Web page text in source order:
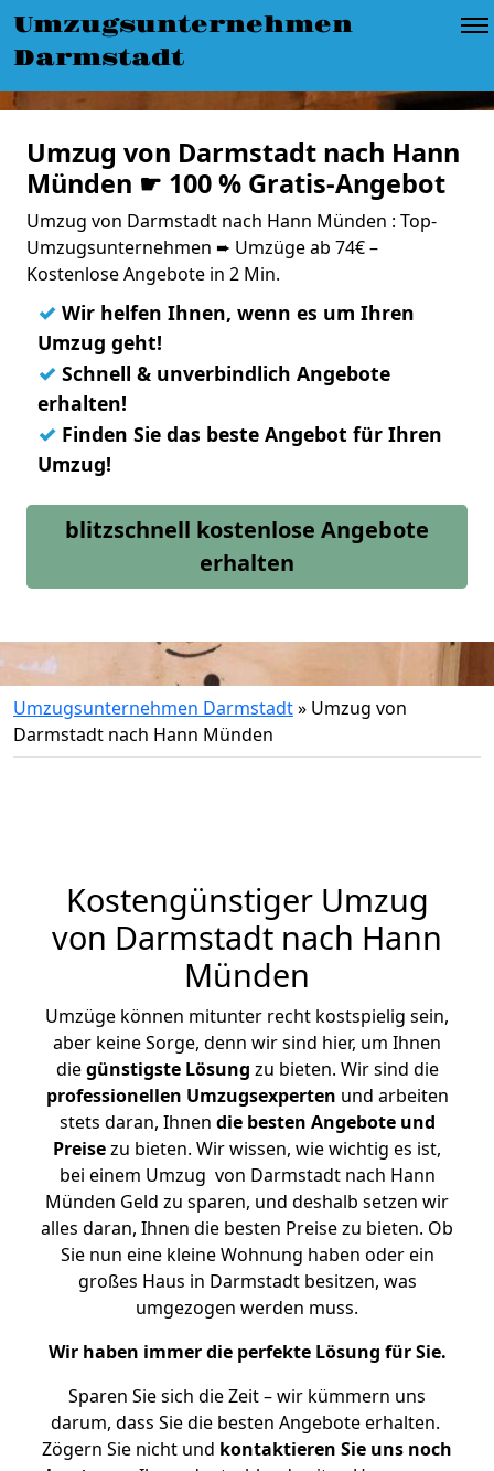
Umzugsunternehmen
Darmstadt
Umzug von Darmstadt nach Hann
Münden ☛ 100 % Gratis-Angebot
Umzug von Darmstadt nach Hann Münden : Top-
Umzugsunternehmen ➨ Umzüge ab 74€ –
Kostenlose Angebote in 2 Min.
✓ Wir helfen Ihnen, wenn es um Ihren
Umzug geht!
✓ Schnell & unverbindlich Angebote
erhalten!
✓ Finden Sie das beste Angebot für Ihren
Umzug!
blitzschnell kostenlose Angebote
erhalten
Umzugsunternehmen Darmstadt» Umzug von
Darmstadt nach Hann Münden
Kostengünstiger Umzug
von Darmstadt nach Hann
Münden
Umzüge können mitunter recht kostspielig sein,
aber keine Sorge, denn wir sind hier, um Ihnen
diegünstigste Lösung zu bieten. Wir sind die
professionellen Umzugsexperten und arbeiten
stets daran, Ihnen die besten Angebote und
Preisezu bieten. Wir wissen, wie wichtig es ist,
bei einem Umzug von Darmstadt nach Hann
Münden Geld zu sparen, und deshalb setzen wir
alles daran, Ihnen die besten Preise zu bieten. Ob
Sie nun eine kleine Wohnung haben oder ein
großes Haus in Darmstadt besitzen, was
umgezogen werden muss.
Wir haben immer die perfekte Lösung für Sie.
Sparen Sie sich die Zeit – wir kümmern uns
darum, dass Sie die besten Angebote erhalten.
Zögern Sie nicht und kontaktieren Sie uns noch